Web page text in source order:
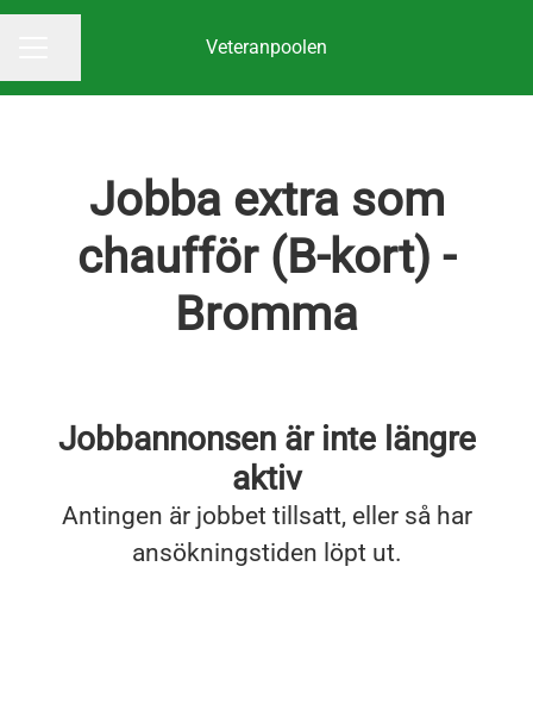
Veteranpoolen
Jobba extra som
chaufför (B-kort) -
Bromma
Jobbannonsen är inte längre
aktiv
Antingen är jobbet tillsatt, eller så har
ansökningstiden löpt ut.